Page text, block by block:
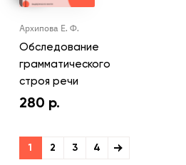
Архипова Е. Ф.
Обследование
грамматического
строя речи
280 р.
1 2 3 4